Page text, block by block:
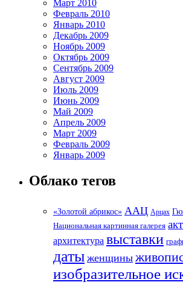
Март 2010
Февраль 2010
Январь 2010
Декабрь 2009
Ноябрь 2009
Октябрь 2009
Сентябрь 2009
Август 2009
Июль 2009
Июнь 2009
Май 2009
Апрель 2009
Март 2009
Февраль 2009
Январь 2009
Облако тегов
«Золотой абрикос» ААЦ Арцах
Национальная картинная галерея
архитектура выставки
даты женщины
изобразительное